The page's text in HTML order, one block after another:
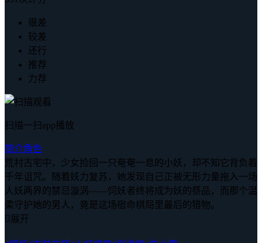
很差
较差
还行
推荐
力荐
扫描一扫app播放
简介角色
荒村古宅中，少女捡回一只奄奄一息的小妖，却不知它背负着
千年诅咒。随着妖力复苏，她发现自己正被无形力量拖入一场
人妖两界的禁忌漩涡——饲妖者终将成为妖的祭品，而那个温
柔守护她的男人，竟是这场宿命棋局里最后的猎物。
 展开